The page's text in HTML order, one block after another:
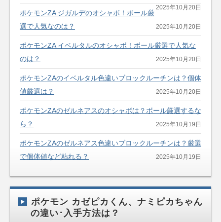
2025年10月20日
ポケモンZA ジガルデのオシャボ！ボール厳
選で人気なのは？
2025年10月20日
ポケモンZA イベルタルのオシャボ！ボール厳選で人気な
のは？
2025年10月20日
ポケモンZAのイベルタル色違いブロックルーチンは？個体
値厳選は？
2025年10月20日
ポケモンZAのゼルネアスのオシャボは？ボール厳選するな
ら？
2025年10月19日
ポケモンZAのゼルネアス色違いブロックルーチンは？厳選
で個体値など粘れる？
2025年10月19日
ポケモン カゼピカくん、ナミピカちゃん
の違い･入手方法は？